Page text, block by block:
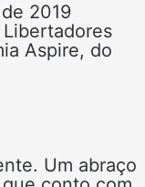
2019
Aspire, do
Um abraço